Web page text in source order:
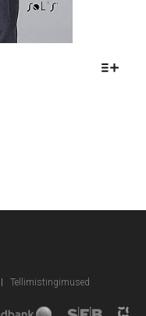
Tellimistingimused